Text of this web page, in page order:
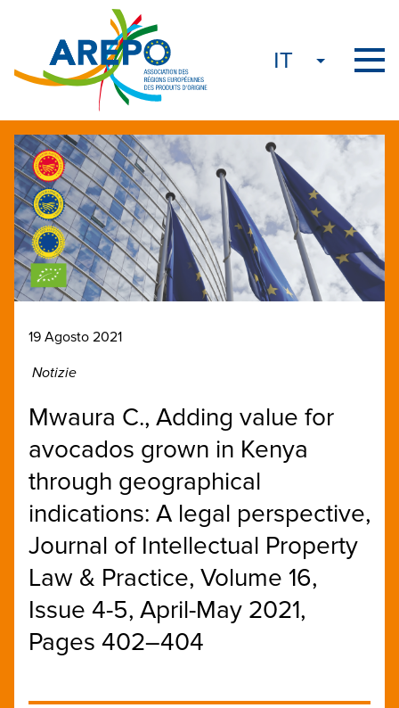
19 Agosto 2021
Notizie
Mwaura C., Adding value for
avocados grown in Kenya
through geographical
indications: A legal perspective,
Journal of Intellectual Property
Law & Practice, Volume 16,
Issue 4-5, April-May 2021,
Pages 402–404